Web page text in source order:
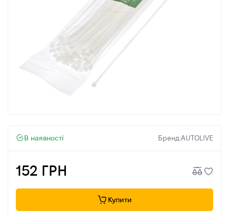
В наявності Бренд:AUTOLIVE
152 ГРН
Купити